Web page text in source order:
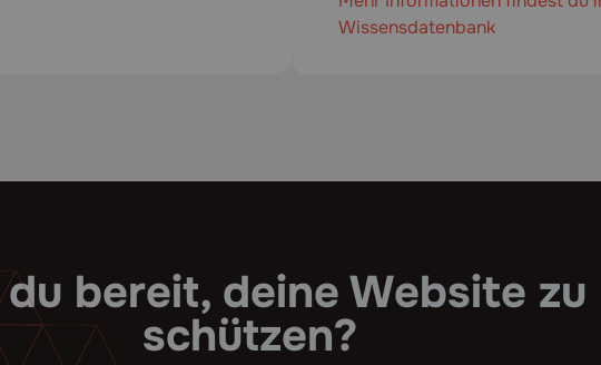
Wissensdatenbank
bereit, deine Website zu
schützen?